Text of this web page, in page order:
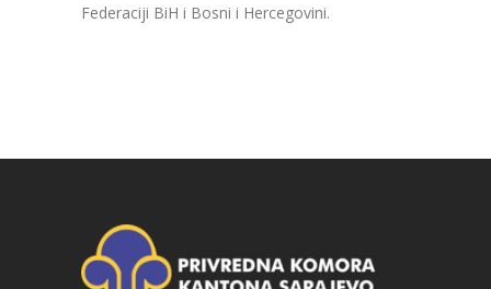
Federaciji BiH i Bosni i Hercegovini.